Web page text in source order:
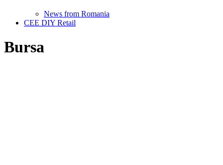
News from Romania
CEE DIY Retail
Bursa